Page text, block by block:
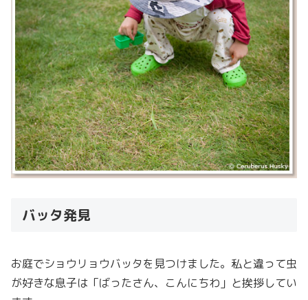
バッタ発見
お庭でショウリョウバッタを見つけました。私と違って虫
が好きな息子は「ばったさん、こんにちわ」と挨拶してい